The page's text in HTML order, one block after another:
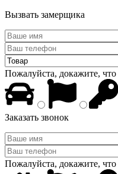
Вызвать замерщика
Пожалуйста, докажите,
Заказать звонок
Пожалуйста, докажите,